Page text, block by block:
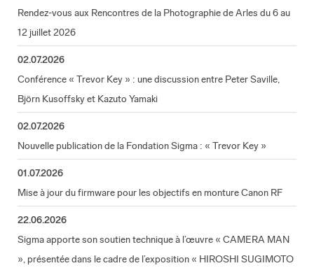
Rendez-vous aux Rencontres de la Photographie de Arles du 6 au
12 juillet 2026
02.07.2026
Conférence « Trevor Key » : une discussion entre Peter Saville,
Björn Kusoffsky et Kazuto Yamaki
02.07.2026
Nouvelle publication de la Fondation Sigma : « Trevor Key »
01.07.2026
Mise à jour du firmware pour les objectifs en monture Canon RF
22.06.2026
Sigma apporte son soutien technique à l’œuvre « CAMERA MAN
», présentée dans le cadre de l’exposition « HIROSHI SUGIMOTO